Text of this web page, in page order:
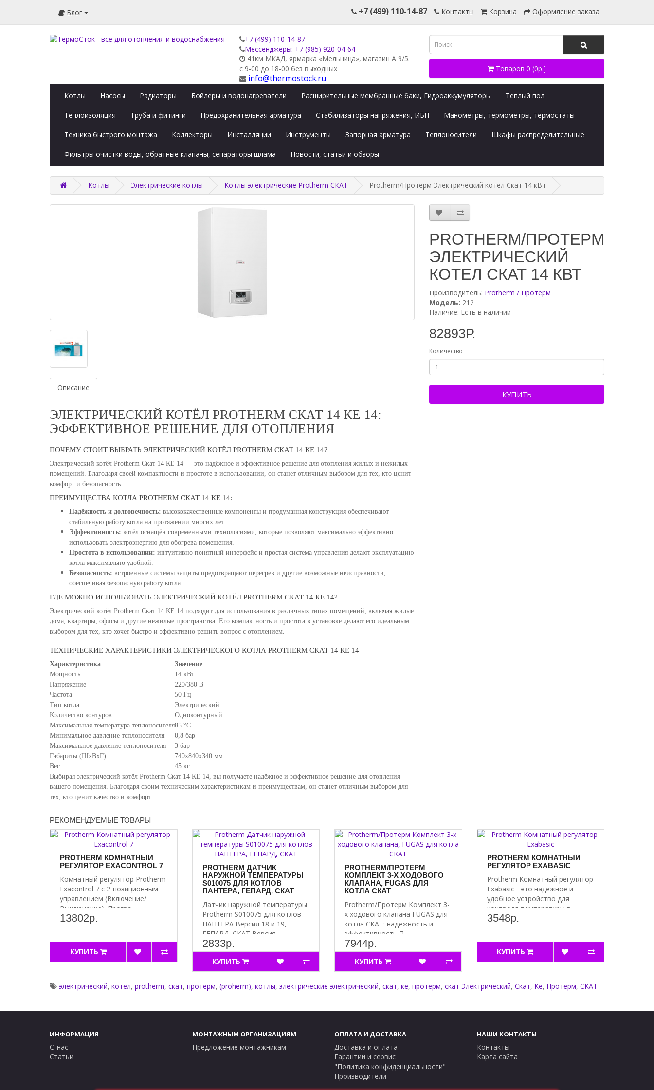
Блог +7 (499) 110-14-87 Контакты Корзина Оформление заказа
+7 (499) 110-14-87
Мессенджеры: +7 (985) 920-04-64
41км МКАД, ярмарка «Мельница», магазин А 9/5.
с 9-00 до 18-00 без выходных
info@thermostock.ru
Товаров 0 (0р.)
Котлы Насосы Радиаторы Бойлеры и водонагреватели Расширительные мембранные баки, Гидроаккумуляторы Теплый пол
Теплоизоляция Труба и фитинги Предохранительная арматура Стабилизаторы напряжения, ИБП Манометры, термометры, термостаты
Техника быстрого монтажа Коллекторы Инсталляции Инструменты Запорная арматура Теплоносители Шкафы распределительные
Фильтры очистки воды, обратные клапаны, сепараторы шлама Новости, статьи и обзоры
Котлы Электрические котлы Котлы электрические Protherm СКАТ Protherm/Протерм Электрический котел Скат 14 кВт
Описание
ЭЛЕКТРИЧЕСКИЙ КОТЁЛ PROTHERM СКАТ 14 КE 14:
ЭФФЕКТИВНОЕ РЕШЕНИЕ ДЛЯ ОТОПЛЕНИЯ
ПОЧЕМУ СТОИТ ВЫБРАТЬ ЭЛЕКТРИЧЕСКИЙ КОТЁЛ PROTHERM СКАТ 14 КE 14?
Электрический котёл Protherm Скат 14 КE 14 — это надёжное и эффективное решение для отопления жилых и нежилых
помещений. Благодаря своей компактности и простоте в использовании, он станет отличным выбором для тех, кто ценит
комфорт и безопасность.
ПРЕИМУЩЕСТВА КОТЛА PROTHERM СКАТ 14 КE 14:
Надёжность и долговечность: высококачественные компоненты и продуманная конструкция обеспечивают
стабильную работу котла на протяжении многих лет.
Эффективность: котёл оснащён современными технологиями, которые позволяют максимально эффективно
использовать электроэнергию для обогрева помещения.
Простота в использовании: интуитивно понятный интерфейс и простая система управления делают эксплуатацию
котла максимально удобной.
Безопасность: встроенные системы защиты предотвращают перегрев и другие возможные неисправности,
обеспечивая безопасную работу котла.
ГДЕ МОЖНО ИСПОЛЬЗОВАТЬ ЭЛЕКТРИЧЕСКИЙ КОТЁЛ PROTHERM СКАТ 14 КE 14?
Электрический котёл Protherm Скат 14 КE 14 подходит для использования в различных типах помещений, включая жилые
дома, квартиры, офисы и другие нежилые пространства. Его компактность и простота в установке делают его идеальным
выбором для тех, кто хочет быстро и эффективно решить вопрос с отоплением.
ТЕХНИЧЕСКИЕ ХАРАКТЕРИСТИКИ ЭЛЕКТРИЧЕСКОГО КОТЛА PROTHERM СКАТ 14 КE 14
Характеристика
Значение
Мощность
14 кВт
Напряжение
220/380 В
Частота
50 Гц
Тип котла
Электрический
Количество контуров
Одноконтурный
Максимальная температура теплоносителя85 °C
Минимальное давление теплоносителя
0,8 бар
Максимальное давление теплоносителя
3 бар
Габариты (ШхВхГ)
740x840x340 мм
Вес
45 кг
Выбирая электрический котёл Protherm Скат 14 КE 14, вы получаете надёжное и эффективное решение для отопления
вашего помещения. Благодаря своим техническим характеристикам и преимуществам, он станет отличным выбором для
тех, кто ценит качество и комфорт.
PROTHERM/ПРОТЕРМ
ЭЛЕКТРИЧЕСКИЙ
КОТЕЛ СКАТ 14 КВТ
Производитель: Protherm / Протерм
Модель: 212
Наличие: Есть в наличии
82893Р.
Количество
КУПИТЬ
РЕКОМЕНДУЕМЫЕ ТОВАРЫ
PROTHERM КОМНАТНЫЙ
РЕГУЛЯТОР EXACONTROL 7
Комнатный регулятор Protherm
Exacontrol 7 с 2-позиционным
управлением (Включение/
Выключение). Програ..
13802р.
КУПИТЬ
PROTHERM ДАТЧИК
НАРУЖНОЙ ТЕМПЕРАТУРЫ
S010075 ДЛЯ КОТЛОВ
ПАНТЕРА, ГЕПАРД, СКАТ
Датчик наружной температуры
Protherm S010075 для котлов
ПАНТЕРА Версия 18 и 19,
ГЕПАРД, СКАТ Версия ..
2833р.
КУПИТЬ
PROTHERM/ПРОТЕРМ
КОМПЛЕКТ 3-Х ХОДОВОГО
КЛАПАНА, FUGAS ДЛЯ
КОТЛА СКАТ
Protherm/Протерм Комплект 3-
х ходового клапана FUGAS для
котла СКАТ: надёжность и
эффективность П..
7944р.
КУПИТЬ
PROTHERM КОМНАТНЫЙ
РЕГУЛЯТОР EXABASIC
Protherm Комнатный регулятор
Exabasic - это надежное и
удобное устройство для
контроля температуры в..
3548р.
КУПИТЬ
электрический, котел, protherm, скат, протерм, (proherm), котлы, электрические электрический, скат, кe, протерм, скат Электрический, Скат, Кe, Протерм, СКАТ
ИНФОРМАЦИЯ
О нас
Статьи
МОНТАЖНЫМ ОРГАНИЗАЦИЯМ
Предложение монтажникам
ОПЛАТА И ДОСТАВКА
Доставка и оплата
Гарантии и сервис
"Политика конфиденциальности"
Производители
НАШИ КОНТАКТЫ
Контакты
Карта сайта